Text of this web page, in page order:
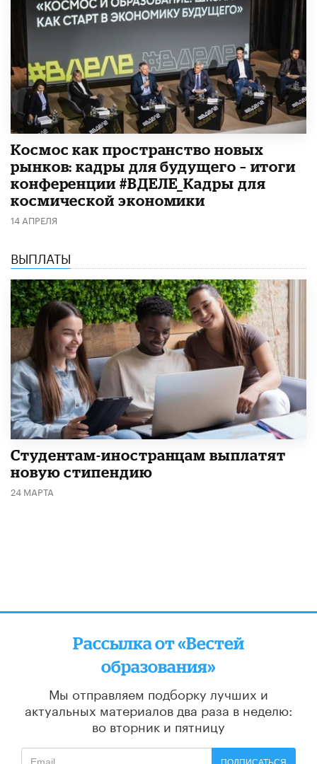
Космос как пространство новых
рынков: кадры для будущего – итоги
конференции #ВДЕЛЕ_Кадры для
космической экономики
14 АПРЕЛЯ
ВЫПЛАТЫ
Студентам-иностранцам выплатят
новую стипендию
24 МАРТА
Рассылка от «Вестей
образования»
Мы отправляем подборку лучших и
актуальных материалов два раза в неделю:
во вторник и пятницу